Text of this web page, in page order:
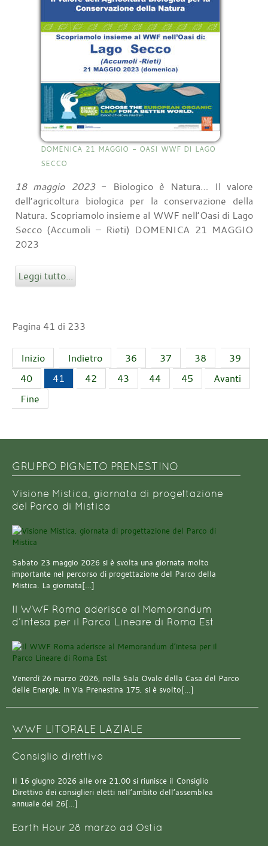
DOMENICA 21 MAGGIO - OASI WWF DI LAGO
SECCO
18 maggio 2023- Biologico è Natura… Il valore
dell’agricoltura biologica per la conservazione della
Natura. Scopriamolo insieme al WWF nell’Oasi di Lago
Secco (Accumoli – Rieti) DOMENICA 21 MAGGIO
2023
Leggi tutto...
Pagina 41 di 233
Inizio Indietro 36 37 38
39
40
41 42 43 44 45
Avanti
Fine
GRUPPO PIGNETO PRENESTINO
Visione Mistica, giornata di progettazione
del Parco di Mistica
Sabato 23 maggio 2026 si è svolta una giornata molto
importante nel percorso di progettazione del Parco della
Mistica. La giornata[…]
Il WWF Roma aderisce al Memorandum
d’intesa per il Parco Lineare di Roma Est
Venerdì 26 marzo 2026, nella Sala Ovale della Casa del Parco
delle Energie, in Via Prenestina 175, si è svolto[…]
WWF LITORALE LAZIALE
Consiglio direttivo
Il 16 giugno 2026 alle ore 21.00 si riunisce il Consiglio
Direttivo dei consiglieri eletti nell’ambito dell’assemblea
annuale del 26[…]
Earth Hour 28 marzo ad Ostia